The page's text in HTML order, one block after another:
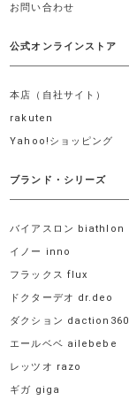
お問い合わせ
公式オンラインストア
本店（自社サイト）
rakuten
Yahoo!ショッピング
ブランド・シリーズ
バイアスロン biathlon
イノー inno
フラックス flux
ドクターデオ dr.deo
ダクション daction360
エールベベ ailebebe
レッツオ razo
ギガ giga